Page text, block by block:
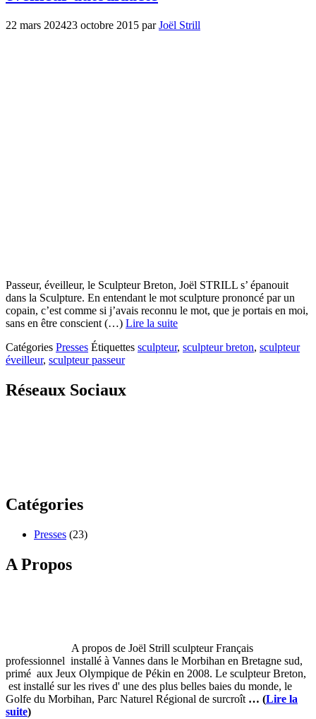
22 mars 202423 octobre 2015 parJoël Strill
Passeur, éveilleur, le Sculpteur Breton, Joël STRILL s’ épanouit
dans la Sculpture. En entendant le mot sculpture prononcé par un
copain, c’est comme si j’avais reconnu le mot, que je portais en moi,
sans en être conscient (…) Lire la suite
Catégories Presses Étiquettes sculpteur, sculpteur breton, sculpteur
éveilleur, sculpteur passeur
Réseaux Sociaux
Catégories
Presses (23)
A Propos
A propos de Joël Strill sculpteur Français
professionnel installé à Vannes dans le Morbihan en Bretagne sud,
primé aux Jeux Olympique de Pékin en 2008. Le sculpteur Breton,
est installé sur les rives d' une des plus belles baies du monde, le
Golfe du Morbihan, Parc Naturel Régional de surcroît … (Lire la
suite)